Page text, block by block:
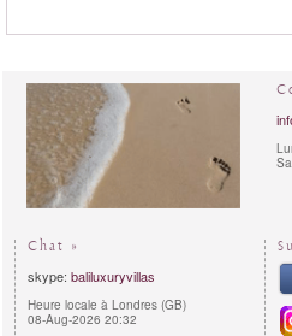
Chat »
skype: baliluxuryvillas
Heure locale à Londres (GB)
08-Aug-2026 20:32